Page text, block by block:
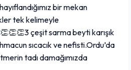
bir mekan
tek kelimeyle
çeşit sarma beyti karışık
sıcacık ve nefisti.Ordu’da
tadı damağımızda